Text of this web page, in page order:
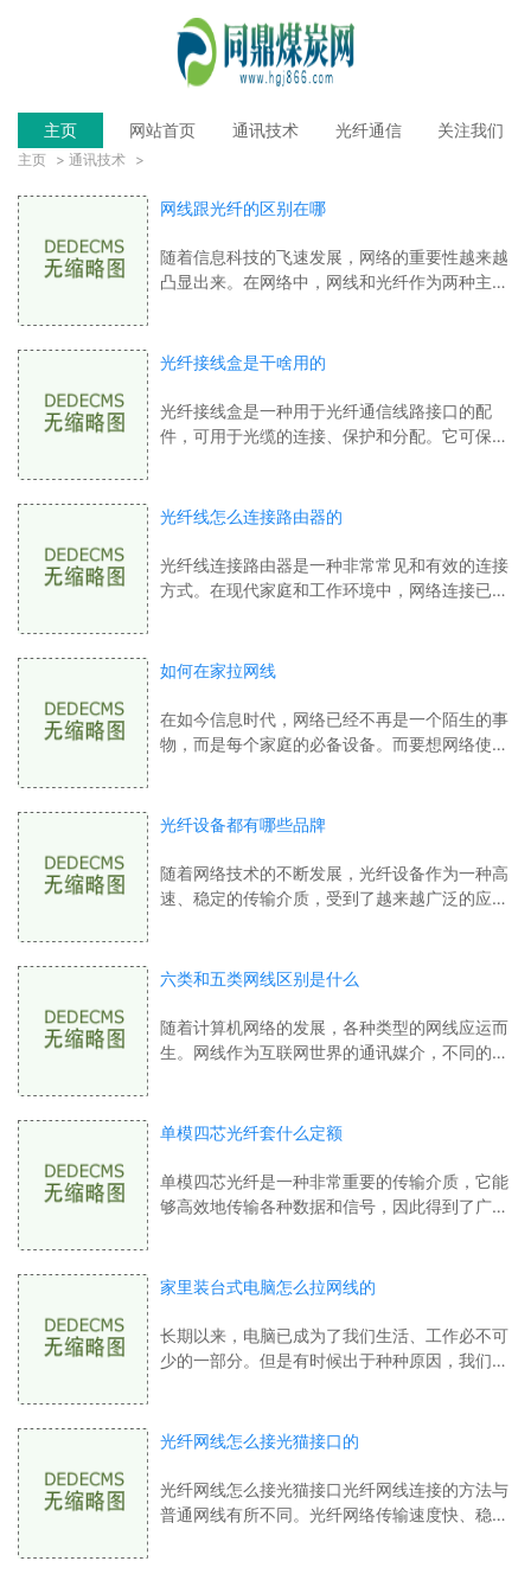
主页 网站首页 通讯技术 光纤通信 关注我们
主页 > 通讯技术 >
网线跟光纤的区别在哪
随着信息科技的飞速发展，网络的重要性越来越
凸显出来。在网络中，网线和光纤作为两种主要
光纤接线盒是干啥用的
光纤接线盒是一种用于光纤通信线路接口的配
件，可用于光缆的连接、保护和分配。它可保护
光纤线怎么连接路由器的
光纤线连接路由器是一种非常常见和有效的连接
方式。在现代家庭和工作环境中，网络连接已经
如何在家拉网线
在如今信息时代，网络已经不再是一个陌生的事
物，而是每个家庭的必备设备。而要想网络使用
光纤设备都有哪些品牌
随着网络技术的不断发展，光纤设备作为一种高
速、稳定的传输介质，受到了越来越广泛的应用
六类和五类网线区别是什么
随着计算机网络的发展，各种类型的网线应运而
生。网线作为互联网世界的通讯媒介，不同的线
单模四芯光纤套什么定额
单模四芯光纤是一种非常重要的传输介质，它能
够高效地传输各种数据和信号，因此得到了广泛
家里装台式电脑怎么拉网线的
长期以来，电脑已成为了我们生活、工作必不可
少的一部分。但是有时候出于种种原因，我们需
光纤网线怎么接光猫接口的
光纤网线怎么接光猫接口光纤网线连接的方法与
普通网线有所不同。光纤网络传输速度快、稳定